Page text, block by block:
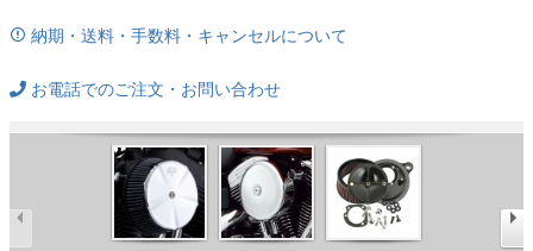
納期・送料・手数料・キャンセルについて
お電話でのご注文・お問い合わせ